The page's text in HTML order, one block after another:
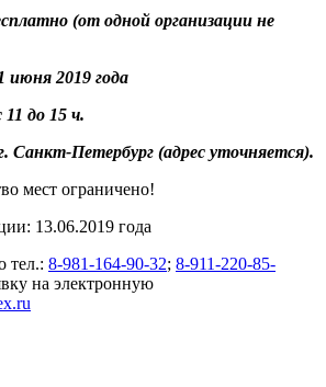
(от одной организации не
июня 2019 года
до 15 ч.
Санкт-Петербург (адрес уточняется).
мест ограничено!
13.06.2019 года
тел.: 8-981-164-90-32; 8-911-220-85-
на электронную